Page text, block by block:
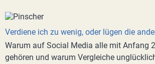
Verdiene ich zu wenig, oder lügen die
Warum auf Social Media alle mit Anfang
gehören und warum Vergleiche